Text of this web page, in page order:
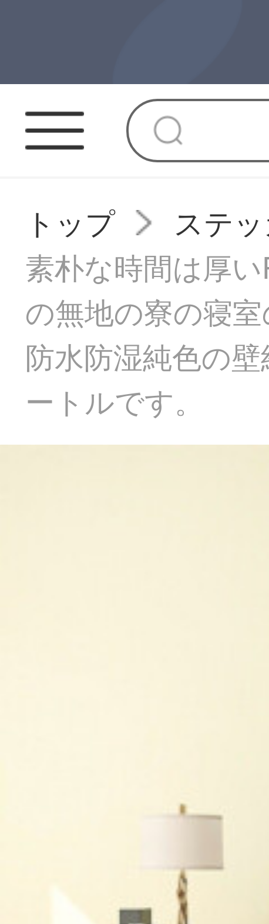
トップ
ステ
素朴な時間は厚
の無地の寮の寝
防水防湿純色の
ートルです。